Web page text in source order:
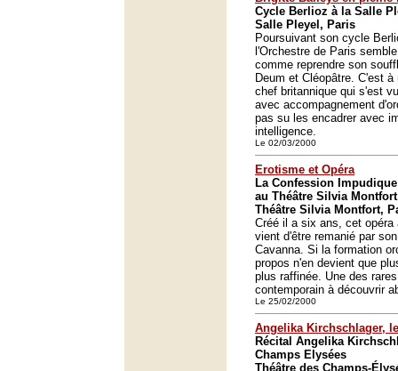
Cycle Berlioz à la Salle
Salle Pleyel, Paris
Poursuivant son cycle
l'Orchestre de Paris
comme reprendre son
Deum et Cléopâtre. C'est à
chef britannique qui s'est
avec accompagnement
pas su les encadrer avec
intelligence.
Le 02/03/2000
Erotisme et Opéra
La Confession
au Théâtre Silvia
Théâtre Silvia Montfort,
Créé il a six ans, cet opéra
vient d'être remanié par
Cavanna. Si la formation
propos n'en devient que
plus raffinée. Une des
contemporain à découvrir
Le 25/02/2000
Angelika Kirchschlager,
Récital Angelika
Champs Elysées
Théâtre des Champs-